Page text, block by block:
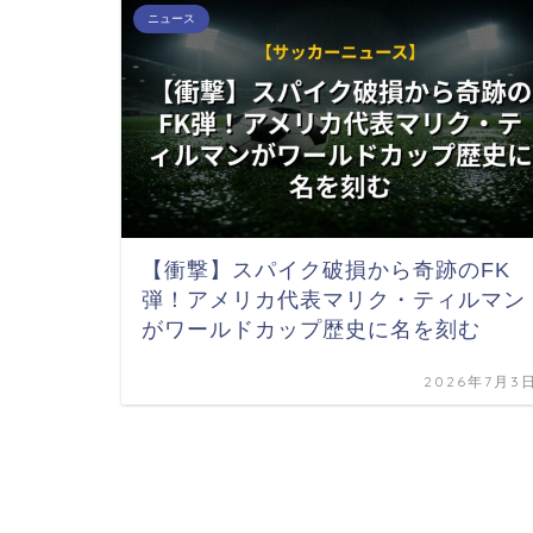
ニュース
【衝撃】スパイク破損から奇跡のFK
弾！アメリカ代表マリク・ティルマン
がワールドカップ歴史に名を刻む
2026年7月3